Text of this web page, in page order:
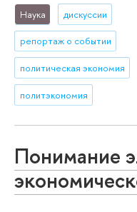
Наука дискуссии
репортаж о событии
политическая экономия
политэкономия
Понимание